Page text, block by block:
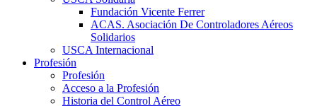
Fundación Vicente Ferrer
ACAS. Asociación De Controladores Aéreos
Solidarios
USCA Internacional
Profesión
Profesión
Acceso a la Profesión
Historia del Control Aéreo